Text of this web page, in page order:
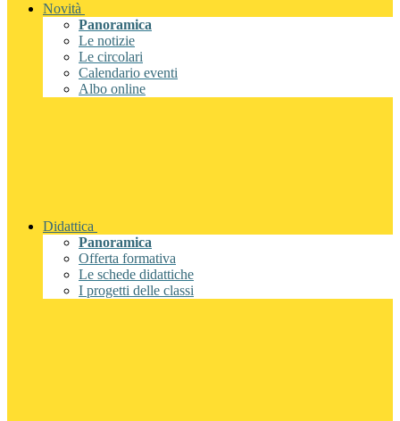
Novità
Panoramica
Le notizie
Le circolari
Calendario eventi
Albo online
Didattica
Panoramica
Offerta formativa
Le schede didattiche
I progetti delle classi